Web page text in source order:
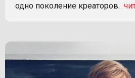
одно поколение креаторов.